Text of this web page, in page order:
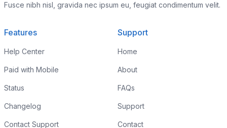
Fusce nibh nisl, gravida nec ipsum eu, feugiat condimentum velit.
Features
Help Center
Paid with Mobile
Status
Changelog
Contact Support
Support
Home
About
FAQs
Support
Contact